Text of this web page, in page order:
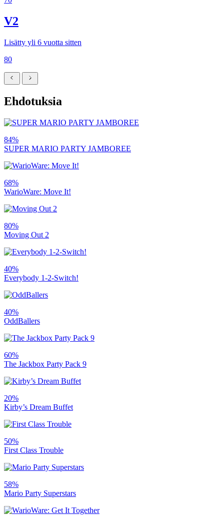
V2
Lisätty yli 6 vuotta sitten
80
Ehdotuksia
84%
SUPER MARIO PARTY JAMBOREE
68%
WarioWare: Move It!
80%
Moving Out 2
40%
Everybody 1-2-Switch!
40%
OddBallers
60%
The Jackbox Party Pack 9
20%
Kirby’s Dream Buffet
50%
First Class Trouble
58%
Mario Party Superstars